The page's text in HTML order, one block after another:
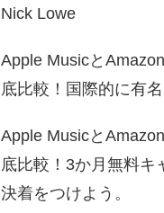
Nick Lowe
Apple Musicと
底比較！国際的に有
Apple Musicと
底比較！3か月無料キ
決着をつけよう。